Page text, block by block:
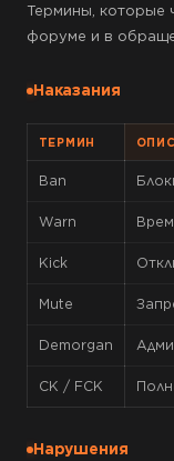
Термины, которые
форуме и в
Наказания
ТЕРМИН
Ban
Warn
Kick
Mute
Demorgan
CK / FCK
Нарушения